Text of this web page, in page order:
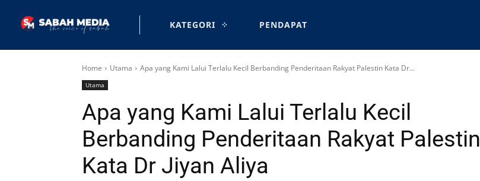
KATEGORI PENDAPAT
Home Utama Apa yang Kami Lalui Terlalu Kecil Berbanding Penderitaan Rakyat Palestin Kata Dr...
Utama
Apa yang Kami Lalui Terlalu Kecil
Berbanding Penderitaan Rakyat Palestin
Kata Dr Jiyan Aliya